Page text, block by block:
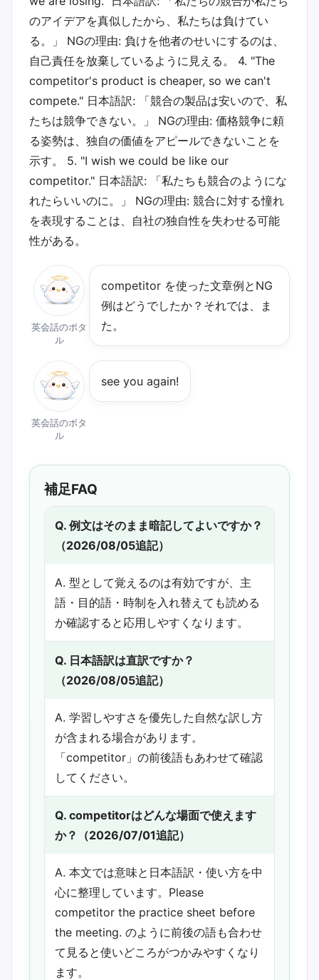
のアイデアを真似したから、私たちは負けてい
る。」 NGの理由: 負けを他者のせいにするのは、
自己責任を放棄しているように見える。 4. "The
competitor's product is cheaper, so we can't
compete." 日本語訳: 「競合の製品は安いので、私
たちは競争できない。」 NGの理由: 価格競争に頼
る姿勢は、独自の価値をアピールできないことを
示す。 5. "I wish we could be like our
competitor." 日本語訳: 「私たちも競合のようにな
れたらいいのに。」 NGの理由: 競合に対する憧れ
を表現することは、自社の独自性を失わせる可能
性がある。
英会話のポタ
ル
competitor を使った文章例とNG
例はどうでしたか？それでは、ま
た。
英会話のポタ
ル
see you again!
補足FAQ
Q. 例文はそのまま暗記してよいですか？
（2026/08/05追記）
A. 型として覚えるのは有効ですが、主
語・目的語・時制を入れ替えても読める
か確認すると応用しやすくなります。
Q. 日本語訳は直訳ですか？
（2026/08/05追記）
A. 学習しやすさを優先した自然な訳し方
が含まれる場合があります。
「competitor」の前後語もあわせて確認
してください。
Q. competitorはどんな場面で使えます
か？（2026/07/01追記）
A. 本文では意味と日本語訳・使い方を中
心に整理しています。Please
competitor the practice sheet before
the meeting. のように前後の語も合わせ
て見ると使いどころがつかみやすくなり
ます。